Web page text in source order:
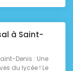
à Saint-
Denis : Une
du lycée ! Le